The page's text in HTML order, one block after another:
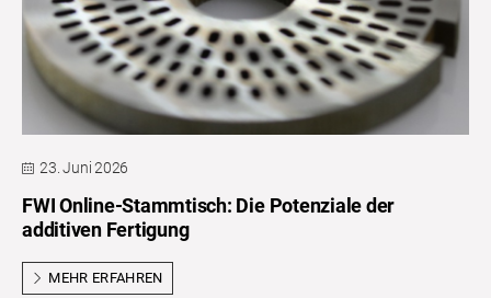
23. Juni 2026
FWI Online-Stammtisch: Die Potenziale der
additiven Fertigung
MEHR ERFAHREN